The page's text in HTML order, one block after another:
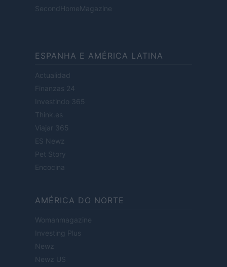
SecondHomeMagazine
ESPANHA E AMÉRICA LATINA
Actualidad
Finanzas 24
Investindo 365
Think.es
Viajar 365
ES Newz
Pet Story
Encocina
AMÉRICA DO NORTE
Womanmagazine
Investing Plus
Newz
Newz US